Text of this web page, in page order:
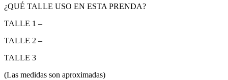
¿QUÉ TALLE USO EN ESTA PRENDA?
TALLE 1 –
TALLE 2 –
TALLE 3
(Las medidas son aproximadas)